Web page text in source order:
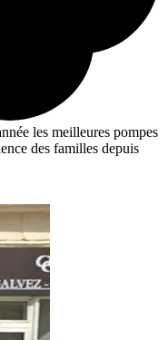
les meilleures pompes
des familles depuis